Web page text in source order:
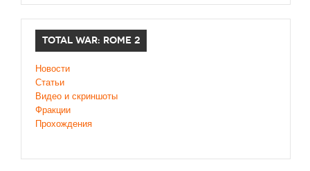
TOTAL WAR: ROME 2
Новости
Статьи
Видео и скриншоты
Фракции
Прохождения